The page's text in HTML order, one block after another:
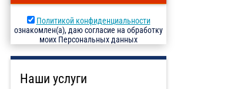
Политикой конфиденциальности
ознакомлен(а), даю согласие на обработку
моих Персональных данных
Наши услуги